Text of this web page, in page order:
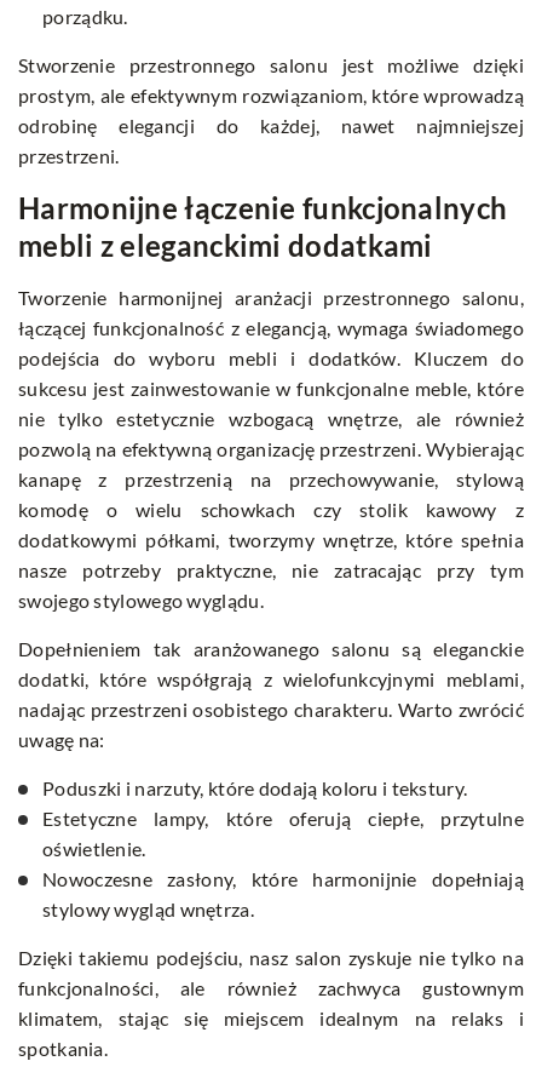
porządku.
Stworzenie przestronnego salonu jest możliwe dzięki
prostym, ale efektywnym rozwiązaniom, które wprowadzą
odrobinę elegancji do każdej, nawet najmniejszej
przestrzeni.
Harmonijne łączenie funkcjonalnych
mebli z eleganckimi dodatkami
Tworzenie harmonijnej aranżacji przestronnego salonu,
łączącej funkcjonalność z elegancją, wymaga świadomego
podejścia do wyboru mebli i dodatków. Kluczem do
sukcesu jest zainwestowanie w funkcjonalne meble, które
nie tylko estetycznie wzbogacą wnętrze, ale również
pozwolą na efektywną organizację przestrzeni. Wybierając
kanapę z przestrzenią na przechowywanie, stylową
komodę o wielu schowkach czy stolik kawowy z
dodatkowymi półkami, tworzymy wnętrze, które spełnia
nasze potrzeby praktyczne, nie zatracając przy tym
swojego stylowego wyglądu.
Dopełnieniem tak aranżowanego salonu są eleganckie
dodatki, które współgrają z wielofunkcyjnymi meblami,
nadając przestrzeni osobistego charakteru. Warto zwrócić
uwagę na:
Poduszki i narzuty, które dodają koloru i tekstury.
Estetyczne lampy, które oferują ciepłe, przytulne
oświetlenie.
Nowoczesne zasłony, które harmonijnie dopełniają
stylowy wygląd wnętrza.
Dzięki takiemu podejściu, nasz salon zyskuje nie tylko na
funkcjonalności, ale również zachwyca gustownym
klimatem, stając się miejscem idealnym na relaks i
spotkania.